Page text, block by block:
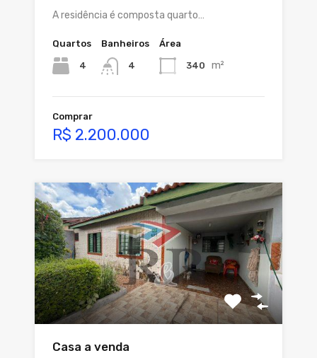
A residência é composta quarto…
Quartos
4
Banheiros
4
Área
340 m²
Comprar
R$ 2.200.000
Casa a venda